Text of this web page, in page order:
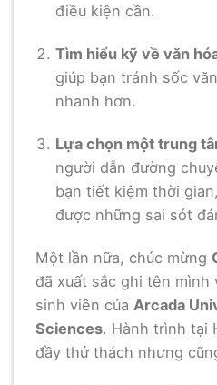
điều kiện cần.
Tìm hiểu kỹ về văn
giúp bạn tránh sốc
nhanh hơn.
Lựa chọn một trung
người dẫn đường
bạn tiết kiệm thời
được những sai sót
Một lần nữa, chúc mừng
đã xuất sắc ghi tên mình
sinh viên củaArcada
Sciences. Hành trình tại
đầy thử thách nhưng